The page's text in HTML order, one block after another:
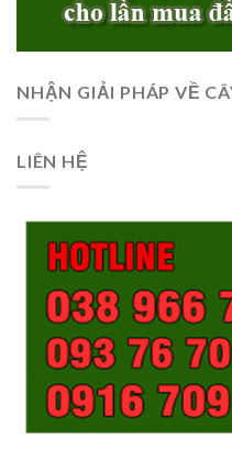
NHẬN GIẢI PHÁP VỀ
LIÊN HỆ